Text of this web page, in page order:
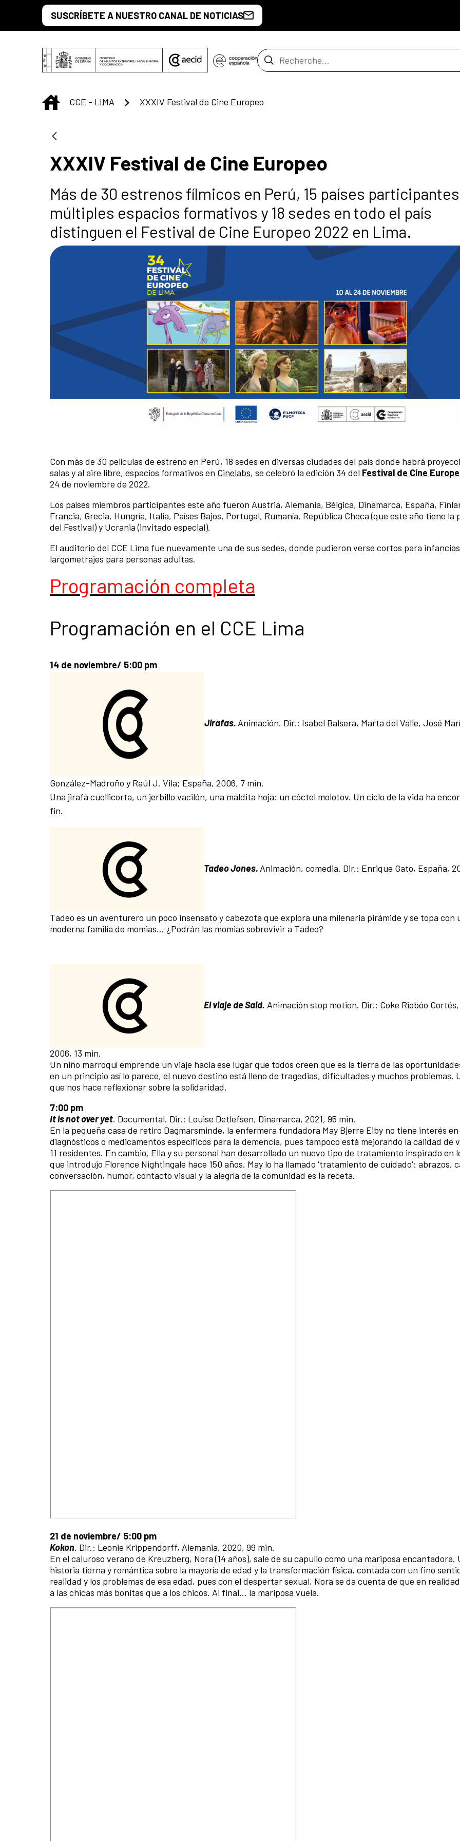
Saut au contenu principal
SUSCRÍBETE A NUESTRO CANAL DE NOTICIAS
Barre de recherche
INICIO
CCE - LIMA XXXIV Festival de Cine Europeo
XXXIV Festival de Cine Europeo
Más de 30 estrenos fílmicos en Perú, 15 países
múltiples espacios formativos y 18 sedes en todo el país
distinguen el Festival de Cine Europeo 2022 en Lima.
Con más de 30 películas de estreno en Perú, 18 sedes en diversas ciudades del país donde habrá
salas y al aire libre, espacios formativos en Cinelabs, se celebró la edición 34 del Festival de Cine
24 de noviembre de 2022.
Los países miembros participantes este año fueron Austria, Alemania, Bélgica, Dinamarca, España,
Francia, Grecia, Hungría, Italia, Países Bajos, Portugal, Rumanía, República Checa (que este año tiene la
del Festival) y Ucrania (invitado especial).
El auditorio del CCE Lima fue nuevamente una de sus sedes, donde pudieron verse cortos para
largometrajes para personas adultas.
Programación completa
Programación en el CCE Lima
14 de noviembre/ 5:00 pm
Jirafas. Animación. Dir.: Isabel Balsera, Marta del Valle, José
González-Madroño y Raúl J. Vila; España, 2006, 7 min.
Una jirafa cuellicorta, un jerbillo vacilón, una maldita hoja: un cóctel molotov. Un ciclo de la vida ha
fin.
Tadeo Jones. Animación, comedia. Dir.: Enrique Gato, España,
Tadeo es un aventurero un poco insensato y cabezota que explora una milenaria pirámide y se topa con
moderna familia de momias… ¿Podrán las momias sobrevivir a Tadeo?
El viaje de Said. Animación stop motion. Dir.: Coke Riobóo
2006, 13 min.
Un niño marroquí emprende un viaje hacia ese lugar que todos creen que es la tierra de las
en un principio así lo parece, el nuevo destino está lleno de tragedias, dificultades y muchos problemas.
que nos hace reflexionar sobre la solidaridad.
7:00 pm
It is not over yet. Documental. Dir.: Louise Detlefsen, Dinamarca, 2021, 95 min.
En la pequeña casa de retiro Dagmarsminde, la enfermera fundadora May Bjerre Eiby no tiene interés en
diagnósticos o medicamentos específicos para la demencia, pues tampoco está mejorando la calidad de
11 residentes. En cambio, Ella y su personal han desarrollado un nuevo tipo de tratamiento inspirado en
que introdujo Florence Nightingale hace 150 años. May lo ha llamado 'tratamiento de cuidado': abrazos,
conversación, humor, contacto visual y la alegría de la comunidad es la receta.
21 de noviembre/ 5:00 pm
Kokon. Dir.: Leonie Krippendorff, Alemania, 2020, 99 min.
En el caluroso verano de Kreuzberg, Nora (14 años), sale de su capullo como una mariposa encantadora.
historia tierna y romántica sobre la mayoría de edad y la transformación física, contada con un fino
realidad y los problemas de esa edad, pues con el despertar sexual, Nora se da cuenta de que en
a las chicas más bonitas que a los chicos. Al final... la mariposa vuela.